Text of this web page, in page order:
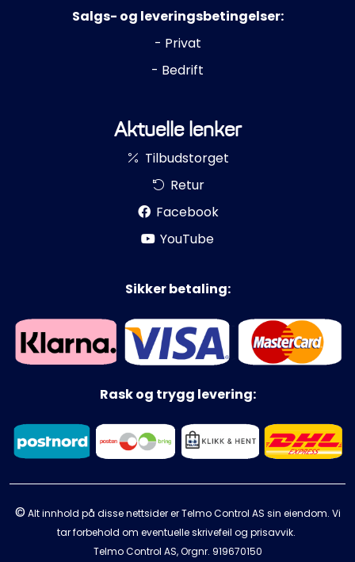
Salgs- og leveringsbetingelser:
- Privat
- Bedrift
Aktuelle lenker
Tilbudstorget
Retur
Facebook
YouTube
Sikker betaling:
Rask og trygg levering:
© Alt innhold på disse nettsider er Telmo Control AS sin eiendom. Vi
tar forbehold om eventuelle skrivefeil og prisavvik.
Telmo Control AS, Orgnr. 919670150